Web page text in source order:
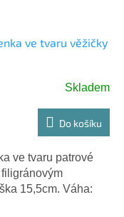
ve tvaru věžičky
Skladem
Do košíku
ve tvaru patrové
15,5cm. Váha: